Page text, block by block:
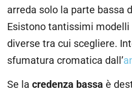
arreda solo la parte bassa
Esistono tantissimi
diverse tra cui scegliere.
sfumatura cromatica dall’
Se la credenza bassa è